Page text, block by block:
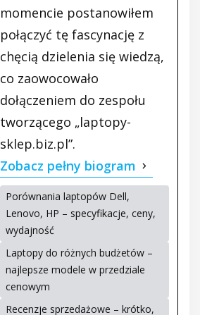
momencie postanowiłem
połączyć tę fascynację z
chęcią dzielenia się wiedzą,
co zaowocowało
dołączeniem do zespołu
tworzącego „laptopy-
sklep.biz.pl”.
Zobacz pełny biogram
Porównania laptopów Dell,
Lenovo, HP – specyfikacje, ceny,
wydajność
Laptopy do różnych budżetów –
najlepsze modele w przedziale
cenowym
Recenzje sprzedażowe – krótko,